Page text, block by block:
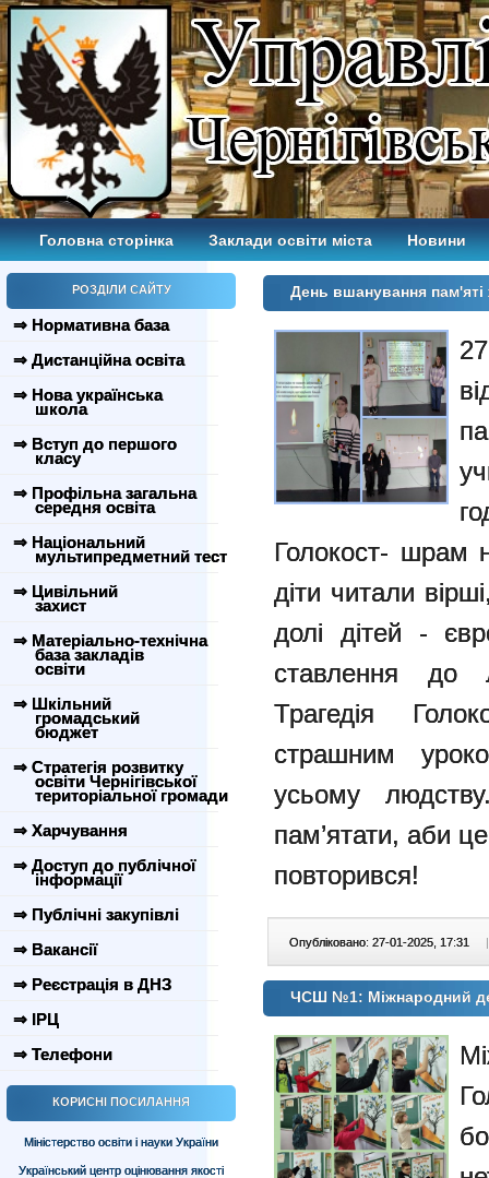
Головна сторінка Заклади освіти міста Новини
РОЗДІЛИ САЙТУ
⇒ Нормативна база
⇒ Дистанційна освіта
⇒ Нова українська
школа
⇒ Вступ до першого
класу
⇒ Профільна загальна
середня освіта
⇒ Національний
мультипредметний тест
⇒ Цивільний
захист
⇒ Матеріально-технічна
база закладів
освіти
⇒ Шкільний
громадський
бюджет
⇒ Стратегія розвитку
освіти Чернігівської
територіальної громади
⇒ Харчування
⇒ Доступ до публічної
інформації
⇒ Публічні закупівлі
⇒ Вакансії
⇒ Реєстрація в ДНЗ
⇒ ІРЦ
⇒ Телефони
КОРИСНІ ПОСИЛАННЯ
Міністерство освіти і науки України
Український центр оцінювання якості
День вшанування пам'яті
Голокост- шрам
діти читали
долі дітей -
ставлення до
Трагедія
страшним
усьому
пам’ятати, аби
повторився!
Опубліковано: 27-01-2025, 17:31 |
ЧСШ №1: Міжнародний